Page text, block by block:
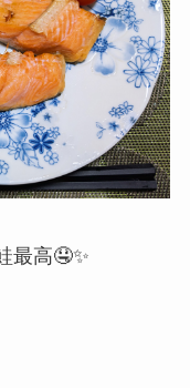
最高🤤✨